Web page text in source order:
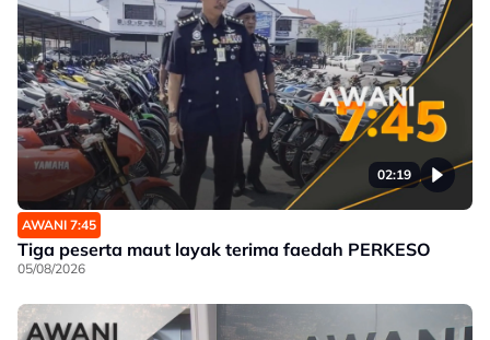
02:19
AWANI 7:45
Tiga peserta maut layak terima faedah PERKESO
05/08/2026